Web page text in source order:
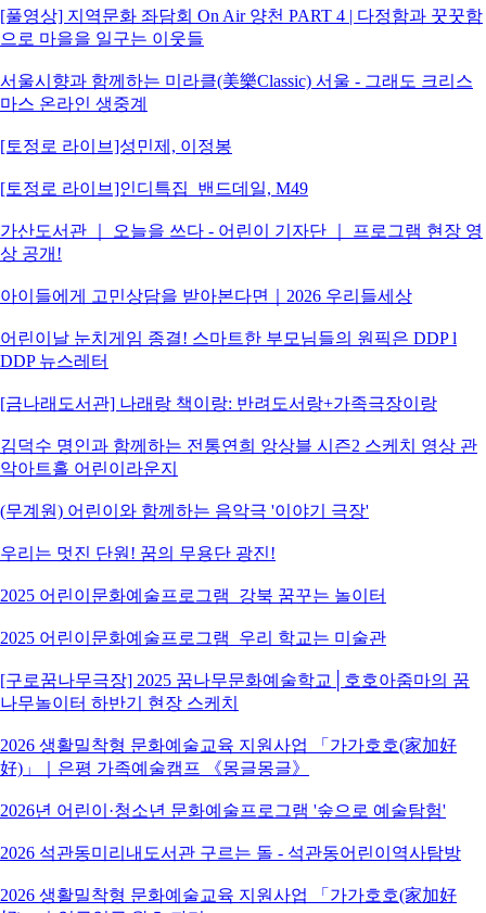
[풀영상] 지역문화 좌담회 On Air 양천 PART 4 | 다정함과 꿋꿋함
으로 마을을 일구는 이웃들
서울시향과 함께하는 미라클(美樂Classic) 서울 - 그래도 크리스
마스 온라인 생중계
[토정로 라이브]성민제, 이정봉
[토정로 라이브]인디특집_밴드데일, M49
가산도서관 ｜ 오늘을 쓰다 - 어린이 기자단 ｜ 프로그램 현장 영
상 공개!
아이들에게 고민상담을 받아본다면｜2026 우리들세상
어린이날 눈치게임 종결! 스마트한 부모님들의 원픽은 DDP l
DDP 뉴스레터
[금나래도서관] 나래랑 책이랑: 반려도서랑+가족극장이랑
김덕수 명인과 함께하는 전통연희 앙상블 시즌2 스케치 영상 관
악아트홀 어린이라운지
(무계원) 어린이와 함께하는 음악극 '이야기 극장'
우리는 멋진 단원! 꿈의 무용단 광진!
2025 어린이문화예술프로그램_강북 꿈꾸는 놀이터
2025 어린이문화예술프로그램_우리 학교는 미술관
[구로꿈나무극장] 2025 꿈나무문화예술학교│호호아줌마의 꿈
나무놀이터 하반기 현장 스케치
2026 생활밀착형 문화예술교육 지원사업 「가가호호(家加好
好)」｜은평 가족예술캠프 《몽글몽글》
2026년 어린이·청소년 문화예술프로그램 '숲으로 예술탐험'
2026 석관동미리내도서관 구르는 돌 - 석관동어린이역사탐방
2026 생활밀착형 문화예술교육 지원사업 「가가호호(家加好